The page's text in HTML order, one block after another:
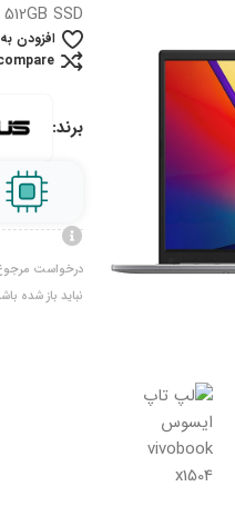
512GB SSD ، گرافیک: INTEL، قیمت و مشخصات بروز لپ‌تاپ Asus X1504ZA
افزودن
برند:
درخواست مرجوع
نباید باز شده